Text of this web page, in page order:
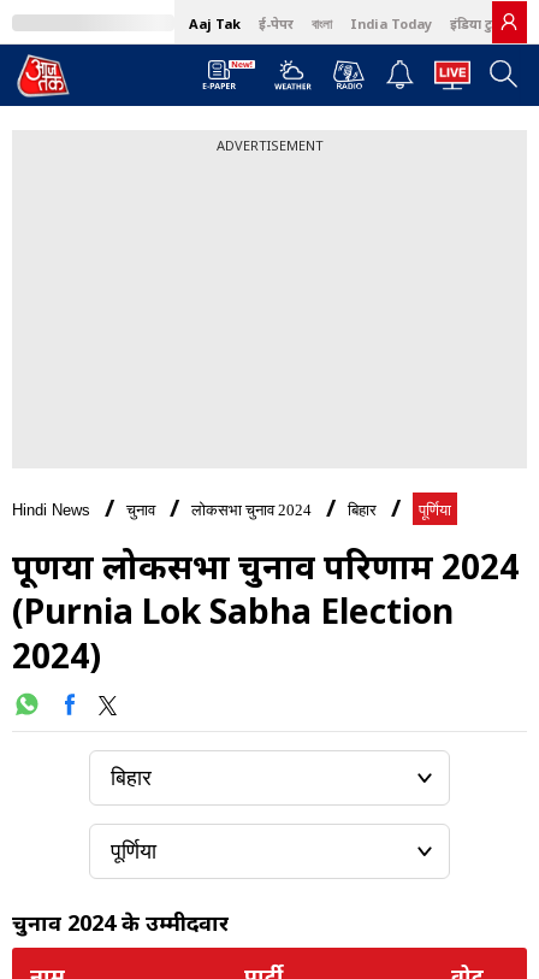
Aaj Tak ई-पेपर বাংলা India Today इंडिया टुडे हिंदी
ADVERTISEMENT
Hindi News चुनाव लोकसभा चुनाव 2024 बिहार पूर्णिया
पूर्णिया लोकसभा चुनाव परिणाम 2024
(Purnia Lok Sabha Election
2024)
चुनाव 2024 के उम्मीदवार